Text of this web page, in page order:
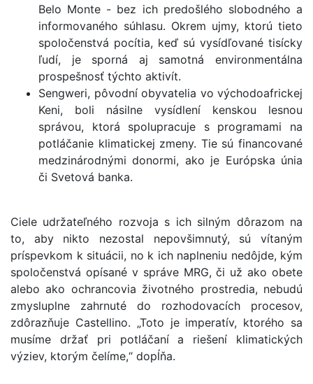
Belo Monte - bez ich predošlého slobodného a
informovaného súhlasu. Okrem ujmy, ktorú tieto
spoločenstvá pocítia, keď sú vysídľované tisícky
ľudí, je sporná aj samotná environmentálna
prospešnosť týchto aktivít.
Sengweri, pôvodní obyvatelia vo východoafrickej
Keni, boli násilne vysídlení kenskou lesnou
správou, ktorá spolupracuje s programami na
potláčanie klimatickej zmeny. Tie sú financované
medzinárodnými donormi, ako je Európska únia
či Svetová banka.
Ciele udržateľného rozvoja s ich silným dôrazom na
to, aby nikto nezostal nepovšimnutý, sú vítaným
príspevkom k situácii, no k ich naplneniu nedôjde, kým
spoločenstvá opísané v správe MRG, či už ako obete
alebo ako ochrancovia životného prostredia, nebudú
zmysluplne zahrnuté do rozhodovacích procesov,
zdôrazňuje Castellino. „Toto je imperatív, ktorého sa
musíme držať pri potláčaní a riešení klimatických
výziev, ktorým čelíme,“ dopĺňa.